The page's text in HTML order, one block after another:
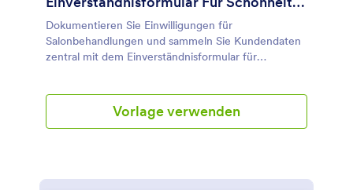
Dokumentieren Sie Einwilligungen für
Salonbehandlungen und sammeln Sie Kundendaten
zentral mit dem Einverständnisformular für
Vorlage verwenden